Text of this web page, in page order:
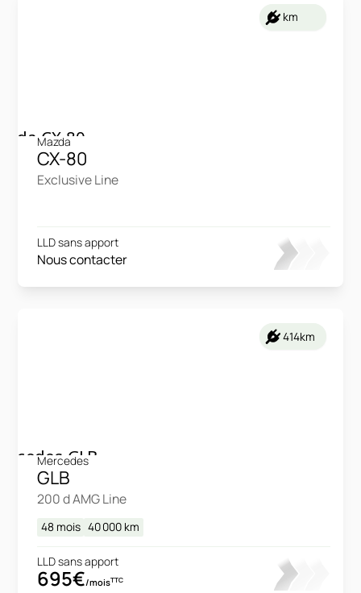
Mazda
CX-80
Exclusive Line
LLD sans apport
Nous contacter
km
Mercedes
GLB
200 d AMG Line
48 mois 40 000 km
LLD sans apport
695€/moisTTC
414km